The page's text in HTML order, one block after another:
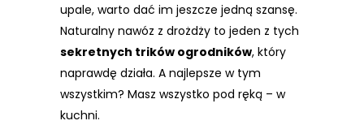
upale, warto dać im jeszcze jedną szansę.
Naturalny nawóz z drożdży to jeden z tych
sekretnych trików ogrodników, który
naprawdę działa. A najlepsze w tym
wszystkim? Masz wszystko pod ręką – w
kuchni.